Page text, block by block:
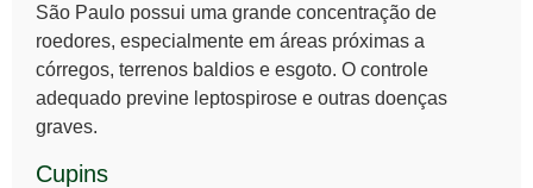
São Paulo possui uma grande concentração de
roedores, especialmente em áreas próximas a
córregos, terrenos baldios e esgoto. O controle
adequado previne leptospirose e outras doenças
graves.
Cupins